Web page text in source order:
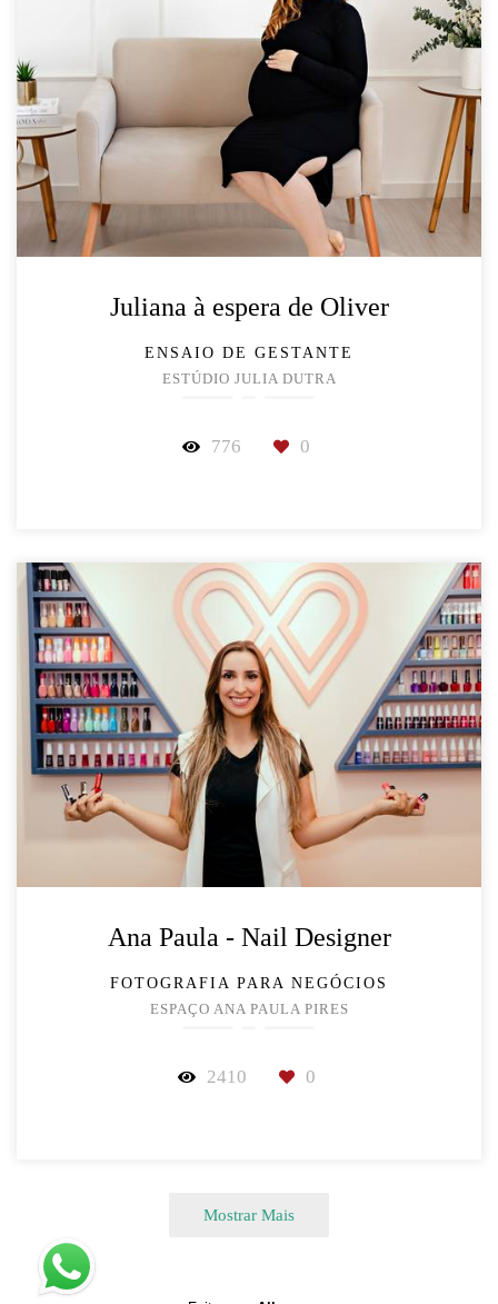
Juliana à espera de Oliver
ENSAIO DE GESTANTE
ESTÚDIO JULIA DUTRA
776 0
Ana Paula - Nail Designer
FOTOGRAFIA PARA NEGÓCIOS
ESPAÇO ANA PAULA PIRES
2410 0
Mostrar Mais